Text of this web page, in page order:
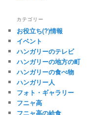
カテゴリー
お役立ち(?)情報
イベント
ハンガリーのテレビ
ハンガリーの地方の町
ハンガリーの食べ物
ハンガリー人
フォト・ギャラリー
フニャ高
フニャ高の給食